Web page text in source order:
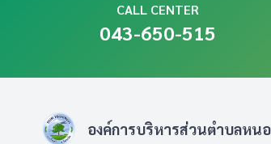
CALL CENTER
043-650-515
องค์การบริหารส่วนตำบลหน